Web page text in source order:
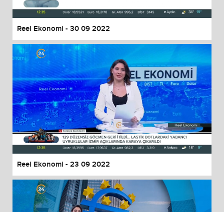
Reel Ekonomi - 30 09 2022
Reel Ekonomi - 23 09 2022